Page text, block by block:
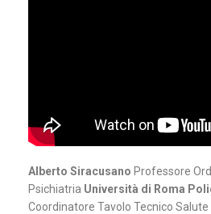
Alberto Siracusano Professore
Psichiatria Università di Roma
Coordinatore Tavolo Tecnico Salute